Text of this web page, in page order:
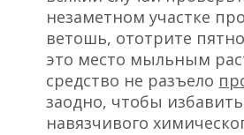
незаметном участке
ветошь, ототрите
это место мыльным
средство не разъело
заодно, чтобы
навязчивого